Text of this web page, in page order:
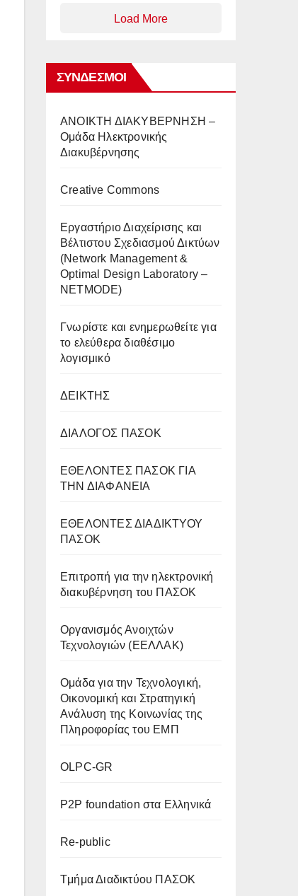
Load More
ΣΎΝΔΕΣΜΟΙ
AΝΟΙΚΤΗ ΔΙΑΚΥΒΕΡΝΗΣΗ –
Ομάδα Ηλεκτρονικής
Διακυβέρνησης
Creative Commons
Eργαστήριο Διαχείρισης και
Βέλτιστου Σχεδιασμού Δικτύων
(Network Management &
Optimal Design Laboratory –
NETMODE)
Γνωρίστε και ενημερωθείτε για
το ελεύθερα διαθέσιμο
λογισμικό
ΔΕΙΚΤΗΣ
ΔΙΑΛΟΓΟΣ ΠΑΣΟΚ
ΕΘΕΛΟΝΤΕΣ ΠΑΣΟΚ ΓΙΑ
ΤΗΝ ΔΙΑΦΑΝΕΙΑ
ΕΘΕΛΟΝΤΕΣ ΔΙΑΔΙΚΤΥΟΥ
ΠΑΣΟΚ
Επιτροπή για την ηλεκτρονική
διακυβέρνηση του ΠΑΣΟΚ
Οργανισμός Ανοιχτών
Τεχνολογιών (ΕΕΛΛΑΚ)
Oμάδα για την Τεχνολογική,
Οικονομική και Στρατηγική
Ανάλυση της Κοινωνίας της
Πληροφορίας του ΕΜΠ
OLPC-GR
P2P foundation στα Ελληνικά
Re-public
Tμήμα Διαδικτύου ΠΑΣΟΚ